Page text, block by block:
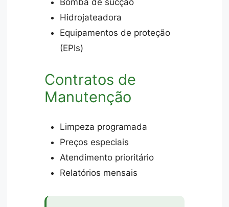
Bomba de sucção
Hidrojateadora
Equipamentos de proteção
(EPIs)
Contratos de
Manutenção
Limpeza programada
Preços especiais
Atendimento prioritário
Relatórios mensais